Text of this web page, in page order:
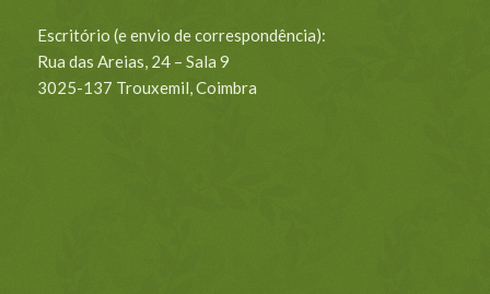
Escritório (e envio de correspondência):
Rua das Areias, 24 – Sala 9
3025-137 Trouxemil, Coimbra